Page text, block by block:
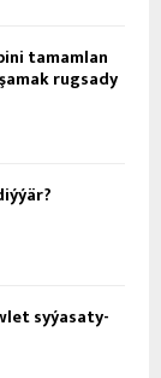
tamamlan
rugsady
sy­ýa­sa­ty­